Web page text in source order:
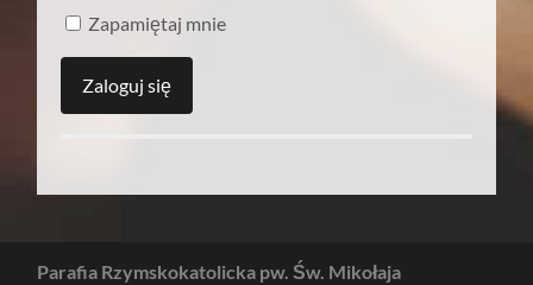
Zapamiętaj mnie
Parafia Rzymskokatolicka pw. Św. Mikołaja